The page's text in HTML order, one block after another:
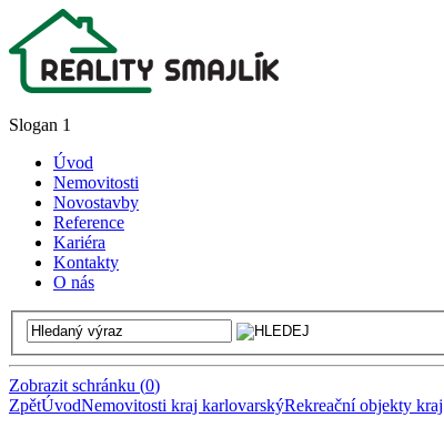
Slogan 1
Úvod
Nemovitosti
Novostavby
Reference
Kariéra
Kontakty
O nás
Zobrazit schránku (0)
ZpětÚvodNemovitosti kraj karlovarskýRekreační objekty